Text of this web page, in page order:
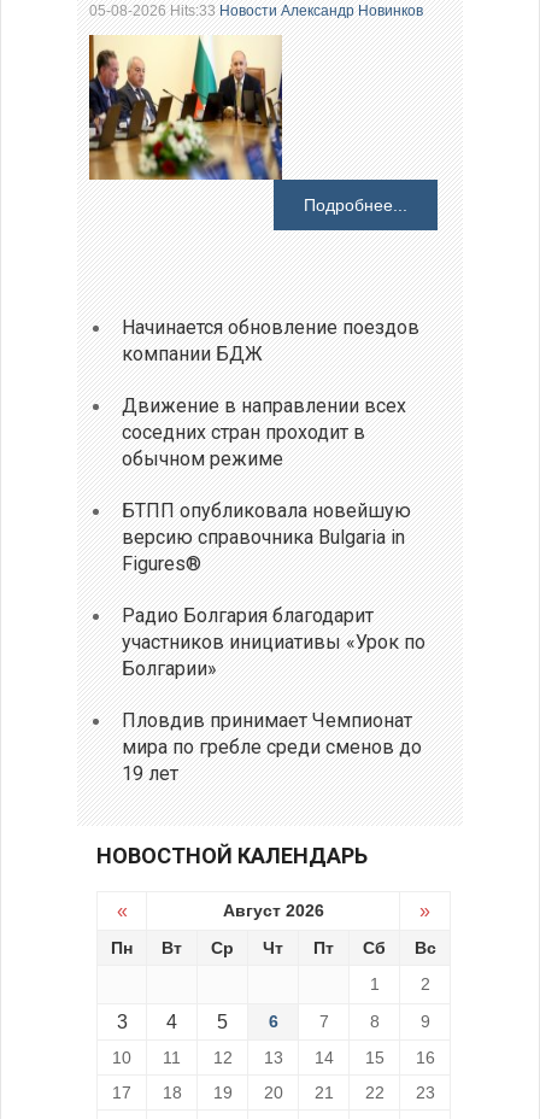
05-08-2026 Hits:33Новости Александр Новинков
Подробнее...
Начинается обновление поездов
компании БДЖ
Движение в направлении всех
соседних стран проходит в
обычном режиме
БТПП опубликовала новейшую
версию справочника Bulgaria in
Figures®
Радио Болгария благодарит
участников инициативы «Урок по
Болгарии»
Пловдив принимает Чемпионат
мира по гребле среди сменов до
19 лет
НОВОСТНОЙ КАЛЕНДАРЬ
« Август 2026 »
Пн Вт Ср Чт Пт Сб
Вс
1
2
3 4 5 6 7 8
9
10
11 12 13 14 15
16
17
18 19 20 21 22
23